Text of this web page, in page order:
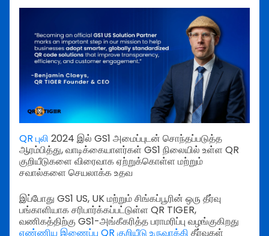
QR புலி 2024 இல் GS1 அமைப்புடன் சொந்தப்படுத்த
ஆரம்பித்து, வாடிக்கையாளர்கள் GS1 நிலையில் உள்ள QR
குறியீடுகளை விரைவாக ஏற்றுக்கொள்ள மற்றும்
சவால்களை செயலாக்க உதவ
இப்போது GS1 US, UK மற்றும் சிங்கப்பூரின் ஒரு தீர்வு
பங்காளியாக சரிபார்க்கப்பட்டுள்ள QR TIGER,
வணிகத்திற்கு GS1-அங்கீகரித்த பராமரிப்பு வழங்குகிறது
எண்ணிய இணைப்பு QR குறியீடு உருவாக்கி தீர்வுகள்